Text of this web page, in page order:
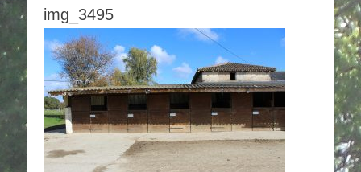
img_3495